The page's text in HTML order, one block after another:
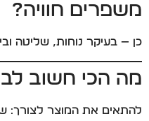
משפרים חוויה?
כן — בעיקר נוחות, שליטה
מה הכי חשוב
להתאים את המוצר לצורך: